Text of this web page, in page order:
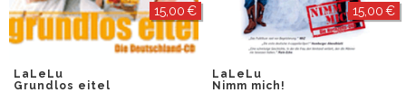
15,00 €
LaLeLu
Grundlos eitel
15,00 €
LaLeLu
Nimm mich!